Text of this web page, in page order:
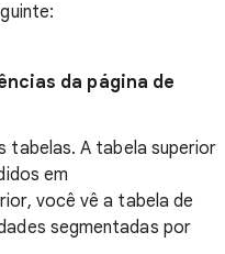
da página de
tabelas. A tabela superior
em
você vê a tabela de
segmentadas por